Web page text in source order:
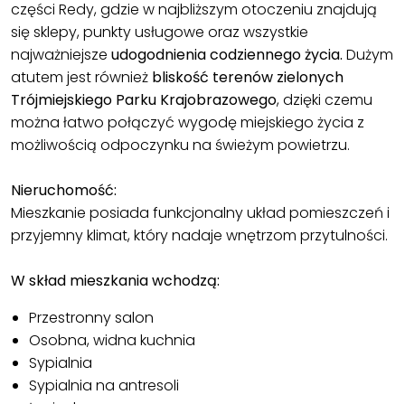
części Redy, gdzie w najbliższym otoczeniu znajdują
się sklepy, punkty usługowe oraz wszystkie
najważniejsze udogodnienia codziennego życia. Dużym
atutem jest również bliskość terenów zielonych
Trójmiejskiego Parku Krajobrazowego, dzięki czemu
można łatwo połączyć wygodę miejskiego życia z
możliwością odpoczynku na świeżym powietrzu.
Nieruchomość:
Mieszkanie posiada funkcjonalny układ pomieszczeń i
przyjemny klimat, który nadaje wnętrzom przytulności.
W skład mieszkania wchodzą:
Przestronny salon
Osobna, widna kuchnia
Sypialnia
Sypialnia na antresoli